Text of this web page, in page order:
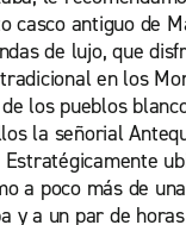
casco antiguo de
de lujo, que
en los
los pueblos
la señorial
a poco más de
y a un par de